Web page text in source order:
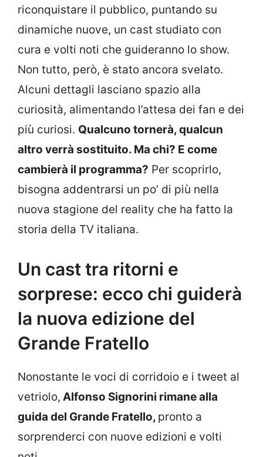
riconquistare il pubblico, puntando su
dinamiche nuove, un cast studiato con
cura e volti noti che guideranno lo show.
Non tutto, però, è stato ancora svelato.
Alcuni dettagli lasciano spazio alla
curiosità, alimentando l’attesa dei fan e dei
più curiosi. Qualcuno tornerà, qualcun
altro verrà sostituito. Ma chi? E come
cambierà il programma? Per scoprirlo,
bisogna addentrarsi un po’ di più nella
nuova stagione del reality che ha fatto la
storia della TV italiana.
Un cast tra ritorni e
sorprese: ecco chi guiderà
la nuova edizione del
Grande Fratello
Nonostante le voci di corridoio e i tweet al
vetriolo, Alfonso Signorini rimane alla
guida del Grande Fratello, pronto a
sorprenderci con nuove edizioni e volti